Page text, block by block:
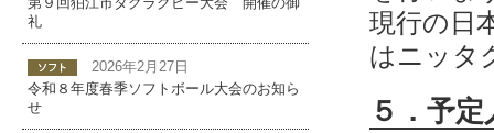
現行の日
はニッタ
５．予定
第９回狛江市タグラグビー大会 開催の御
礼
2026年2月27日
令和８年度春季ソフトボール大会のお知ら
せ